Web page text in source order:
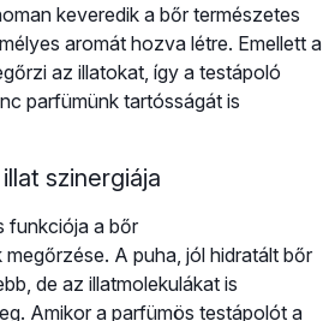
keveredik a bőr természetes
aromát hozva létre. Emellett a
az illatokat, így a testápoló
parfümünk tartósságát is
szinergiája
funkciója a bőr
A puha, jól hidratált bőr
de az illatmolekulákat is
Amikor a parfümös testápolót a